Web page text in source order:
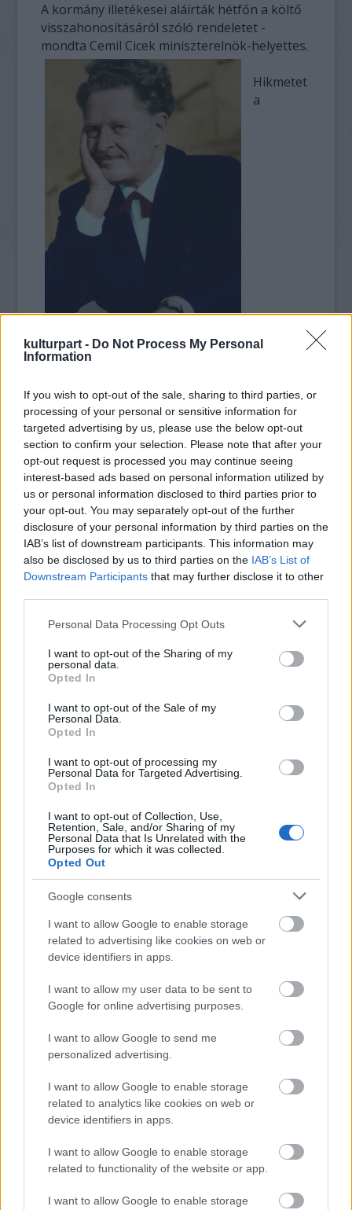
kulturpart - Do Not Process My Personal
Information
If you wish to opt-out of the sale, sharing to third parties, or
processing of your personal or sensitive information for
targeted advertising by us, please use the below opt-out
section to confirm your selection. Please note that after your
opt-out request is processed you may continue seeing
interest-based ads based on personal information utilized by
us or personal information disclosed to third parties prior to
your opt-out. You may separately opt-out of the further
disclosure of your personal information by third parties on the
IAB’s list of downstream participants. This information may
also be disclosed by us to third parties on the IAB’s List of
Downstream Participants that may further disclose it to other
Please note that this website/app uses one or more Google
not limited to your visit or usage behaviour. You may click to
grant or deny consent to Google and its third-party tags to
use your data for below specified purposes in below Google
consent section.
Personal Data Processing Opt Outs
I want to opt-out of the Sharing of my
personal data.
Opted In
I want to opt-out of the Sale of my
Personal Data.
Opted In
I want to opt-out of processing my
Personal Data for Targeted Advertising.
Opted In
I want to opt-out of Collection, Use,
Retention, Sale, and/or Sharing of my
Personal Data that Is Unrelated with the
Purposes for which it was collected.
Opted Out
Google consents
I want to allow Google to enable storage
related to advertising like cookies on web or
device identifiers in apps.
I want to allow my user data to be sent to
Google for online advertising purposes.
I want to allow Google to send me
personalized advertising.
I want to allow Google to enable storage
related to analytics like cookies on web or
device identifiers in apps.
I want to allow Google to enable storage
related to functionality of the website or app.
I want to allow Google to enable storage
A kormány illetékesei aláírták hétfőn a költő
visszahonosításáról szóló rendeletet -
mondta Cemil Cicek miniszterelnök-helyettes.
Hikmetet
a
költők között tartja számon, műveit több
bélyegezték, kommunista tevékenység
vádjával elítélték. Összesen 15 évet töltött
törökországi börtönökben. Végül 1950-ben,
főleg baloldali nyugati értelmiségiek
nyomására kiengedték külföldre. 1963-ban
halt meg Moszkvában.
Azok a bűnök, amelyek miatt a hatóságok
annak idején megfosztották török
állampolgárságától, ma már nem számítanak
bűncselekménynek - mondta Cicek.
Az utóbbi években jelentősen változott
Hikmet megítélése Törökországban, művei
a költő születésének centenáriuma
alkalmából - Nazim Hikmet-évvé nyilvánította.
Irodalom
AZ EMBERSÉG ÜNNEPE
VECSEI H. MIKLÓS A ZSÁMBÉKI NYÁRI
SZÍNHÁZRÓL
ERDŐ VAN IDEBENN: TÓTH MARCSI AZ ÚJ
MARGÓ-DÍJAS